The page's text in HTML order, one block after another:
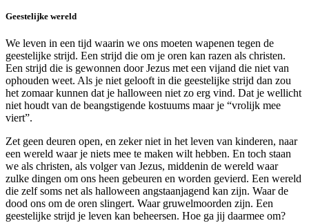
Geestelijke wereld
We leven in een tijd waarin we ons moeten wapenen tegen de
geestelijke strijd. Een strijd die om je oren kan razen als christen.
Een strijd die is gewonnen door Jezus met een vijand die niet van
ophouden weet. Als je niet gelooft in die geestelijke strijd dan zou
het zomaar kunnen dat je halloween niet zo erg vind. Dat je wellicht
niet houdt van de beangstigende kostuums maar je “vrolijk mee
viert”.
Zet geen deuren open, en zeker niet in het leven van kinderen, naar
een wereld waar je niets mee te maken wilt hebben. En toch staan
we als christen, als volger van Jezus, middenin de wereld waar
zulke dingen om ons heen gebeuren en worden gevierd. Een wereld
die zelf soms net als halloween angstaanjagend kan zijn. Waar de
dood ons om de oren slingert. Waar gruwelmoorden zijn. Een
geestelijke strijd je leven kan beheersen. Hoe ga jij daarmee om?